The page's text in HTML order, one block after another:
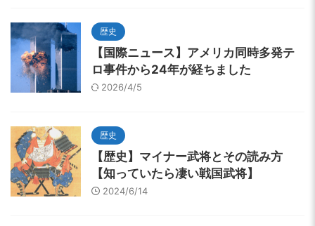
歴史
【国際ニュース】アメリカ同時多発テ
ロ事件から24年が経ちました
2026/4/5
歴史
【歴史】マイナー武将とその読み方
【知っていたら凄い戦国武将】
2024/6/14